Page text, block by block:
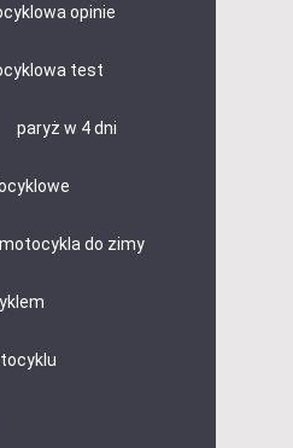
opinie
test
paryż w 4 dni
do zimy